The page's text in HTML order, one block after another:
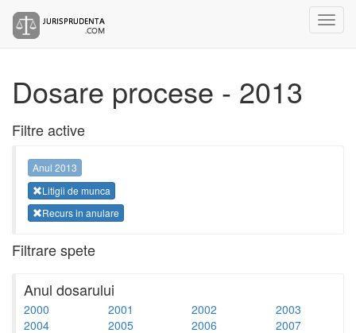
Dosare procese - 2013
Filtre active
Anul 2013
Litigii de munca
Recurs in anulare
Filtrare spete
Anul dosarului
2000 2001 2002
2003
2004
2005 2006
2007